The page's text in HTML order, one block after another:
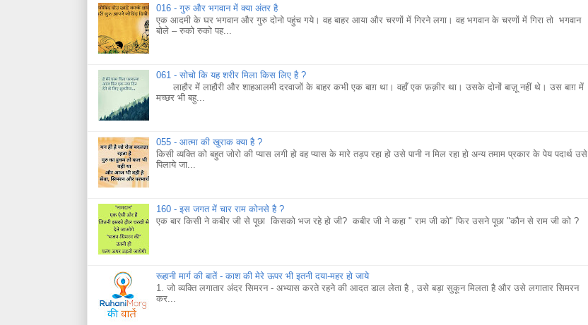
016 - गुरु और भगवान में क्या अंतर है
एक आदमी के घर भगवान और गुरु दोनो पहुंच गये। वह बाहर आया और चरणों में गिरने लगा। वह भगवान के चरणों में गिरा तो भगवान
बोले – रुको रुको पह...
061 - सोचो कि यह शरीर मिला किस लिए है ?
लाहौर में लाहौरी और शाहआलमी दरवाजों के बाहर कभी एक बाग़ था। वहाँ एक फ़क़ीर था। उसके दोनों बाज़ू नहीं थे। उस बाग़ में
मच्छर भी बहु...
055 - आत्मा की खुराक क्या है ?
किसी व्यक्ति को बहुत जोरो की प्यास लगी हो वह प्यास के मारे तड़प रहा हो उसे पानी न मिल रहा हो अन्य तमाम प्रकार के पेय पदार्थ उसे
पिलाये जा...
160 - इस जगत में चार राम कोनसे है ?
एक बार किसी ने कबीर जी से पूछा किसको भज रहे हो जी? कबीर जी ने कहा " राम जी को" फिर उसने पूछा "कौन से राम जी को ?
रूहानी मार्ग की बातें - काश की मेरे ऊपर भी इतनी दया-महर हो जाये
1. जो व्यक्ति लगातार अंदर सिमरन - अभ्यास करते रहने की आदत डाल लेता है , उसे बड़ा सुकून मिलता है और उसे लगातार सिमरन
कर...